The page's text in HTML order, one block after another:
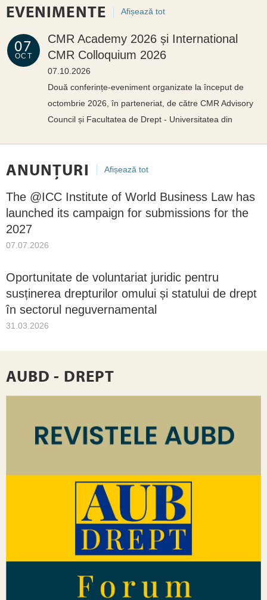
EVENIMENTE Afișează tot
07
OCT
CMR Academy 2026 și International
CMR Colloquium 2026
07.10.2026
Două conferințe-eveniment organizate la început de
octombrie 2026, în parteneriat, de către CMR Advisory
Council și Facultatea de Drept - Universitatea din
ANUNȚURI Afișează tot
The @ICC Institute of World Business Law has
launched its campaign for submissions for the
2027
07.07.2026
Oportunitate de voluntariat juridic pentru
susținerea drepturilor omului și statului de drept
în sectorul neguvernamental
31.03.2026
AUBD - DREPT